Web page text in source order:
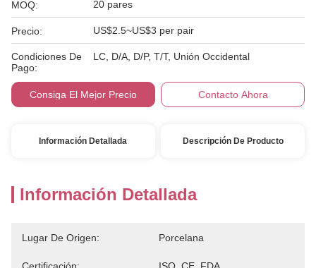
MOQ: 20 pares
Precio: US$2.5~US$3 per pair
Condiciones De
Pago:
LC, D/A, D/P, T/T, Unión Occidental
Consiga El Mejor Precio Contacto Ahora
Información Detallada Descripción De Producto
Información Detallada
Lugar De Origen: Porcelana